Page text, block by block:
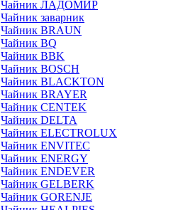
Чайник ЛАДОМИР
Чайник заварник
Чайник BRAUN
Чайник BQ
Чайник BBK
Чайник BOSCH
Чайник BLACKTON
Чайник BRAYER
Чайник CENTEK
Чайник DELTA
Чайник ELECTROLUX
Чайник ENVITEC
Чайник ENERGY
Чайник ENDEVER
Чайник GELBERK
Чайник GORENJE